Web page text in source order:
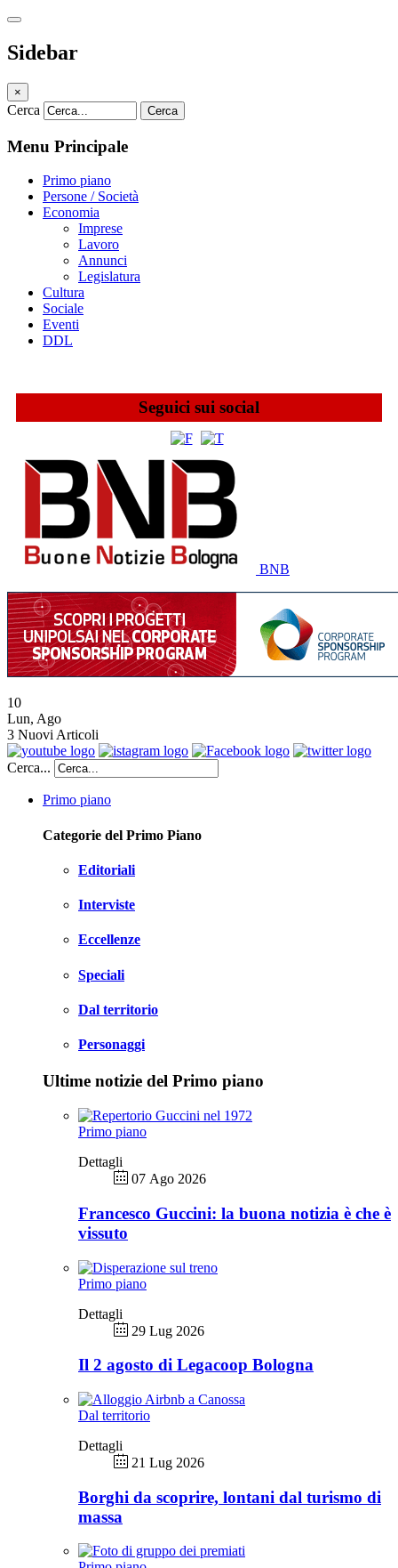
Sidebar
×
Cerca Cerca
Menu Principale
Primo piano
Persone / Società
Economia
Imprese
Lavoro
Annunci
Legislatura
Cultura
Sociale
Eventi
DDL
Seguici sui social
BNB
10
Lun, Ago
3 Nuovi Articoli
Cerca...
Primo piano
Categorie del Primo Piano
Editoriali
Interviste
Eccellenze
Speciali
Dal territorio
Personaggi
Ultime notizie del Primo piano
Primo piano
Dettagli
07 Ago 2026
Francesco Guccini: la buona notizia è che è
vissuto
Primo piano
Dettagli
29 Lug 2026
Il 2 agosto di Legacoop Bologna
Dal territorio
Dettagli
21 Lug 2026
Borghi da scoprire, lontani dal turismo di
massa